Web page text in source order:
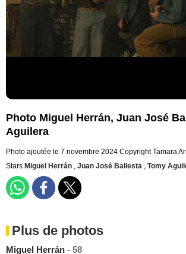
Photo Miguel Herrán, Juan José
Aguilera
Photo ajoutée le 7 novembre 2024 Copyright Tamara
Stars Miguel Herrán , Juan José Ballesta , Tomy
Plus de photos
Miguel Herrán - 58